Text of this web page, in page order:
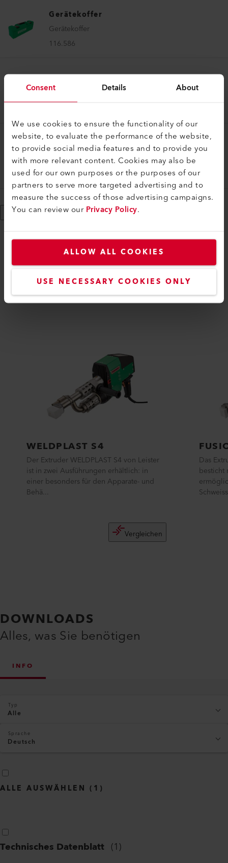
Consent Details About
We use cookies to ensure the functionality of our
website, to evaluate the performance of the website,
to provide social media features and to provide you
with more relevant content. Cookies may also be
used for our own purposes or the purposes of our
partners to serve more targeted advertising and to
measure the success of those advertising campaigns.
You can review ourPrivacy Policy.
ALLOW ALL COOKIES
USE NECESSARY COOKIES ONLY
Gerätekoffer
Gerätekoffer
116.586
Gerätekoffer
Gerätekoffer
Gerätekoffer
162.757
Mehr anzeigen
KOMPATIBEL
Perfekt für diese Produkte
WELDPLAST S4
Der Extruder WELDPLAST S4 von Leister
ist in zwei Ausführungen erhältlich: in
einer besonders für den Apparate- und
Behä...
Vergleichen
Das
besticht
DOWNLOADS
Alles, was Sie benötigen
INFO
Typ
Alle
Sprache
Deutsch
ALLE AUSWÄHLEN ( 1 )
Technisches Datenblatt (1)